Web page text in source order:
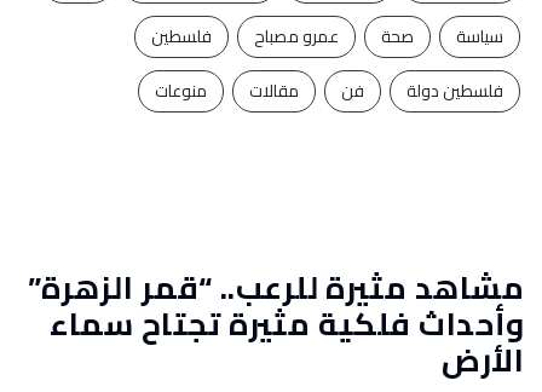
سياسة
صحة عمرو مصباح
فلسطين
فلسطين دولة
فن مقالات منوعات
مشاهد مثيرة للرعب.. “قمر الزهرة”
وأحداث فلكية مثيرة تجتاح سماء
الأرض